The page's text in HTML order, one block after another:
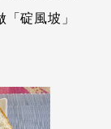
碇風坡」